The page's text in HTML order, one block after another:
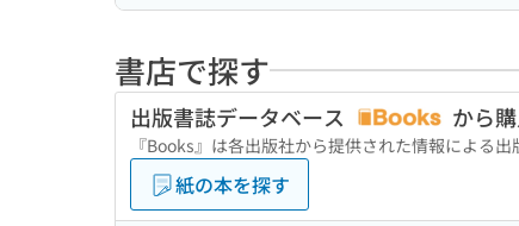
書店で探す
出版書誌データベース から
『Books』は各出版社から提供された情報による
紙の本を探す